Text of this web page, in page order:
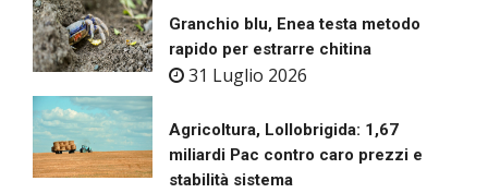
Granchio blu, Enea testa metodo
rapido per estrarre chitina
31 Luglio 2026
Agricoltura, Lollobrigida: 1,67
miliardi Pac contro caro prezzi e
stabilità sistema